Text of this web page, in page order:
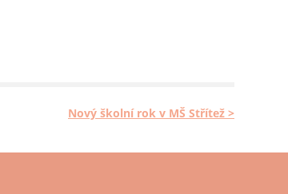
Nový školní rok v MŠ Střítež >